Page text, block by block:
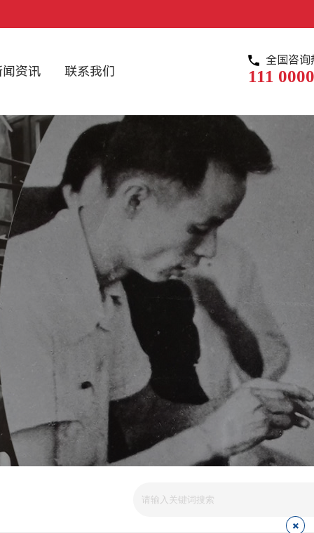
闻资讯 联系我们
全国咨询
111